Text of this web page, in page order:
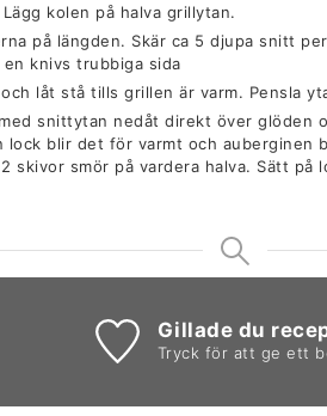
kolen på halva grillytan.
på längden. Skär ca 5 djupa snitt
en knivs trubbiga sida
låt stå tills grillen är varm. Pensla
snittytan nedåt direkt över glöden
lock blir det för varmt och auberginen
skivor smör på vardera halva. Sätt på
Gillade du
Tryck för att ge ett